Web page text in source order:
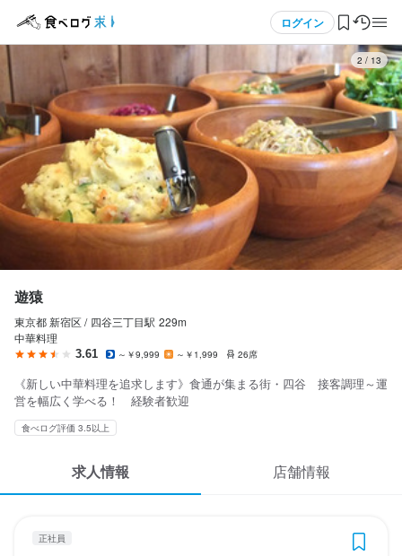
ログイン
ログイン・無料会員登録
食べログ求人TOP
求人検索
マイページ管理
気になる求人
検索履歴・保存した条件
応募履歴
スカウト・メルマガ受信設定
ヘルプ・お問い合わせフォーム
3 / 13
遊猿
東京都 新宿区 / 四谷三丁目駅 229m
中華料理
3.61 ～￥9,999 ～￥1,999 26席
《新しい中華料理を追求します》食通が集まる街・四谷 接客調理～運
営を幅広く学べる！ 経験者歓迎
食べログ評価 3.5以上
求人情報 店舗情報
正社員
遊猿
調理師・調理スタッフ
調理師・調理スタッフ
月給280,000円〜400,000円
ボーナス・賞与あり 昇給あり 交通費支給
・昇給
・賞与（業績による）
・交通費全額支給
6日休み：33万円～
勤務時間
9:00～23:00(休憩あり・シフト制)
終電考慮あり
応募画面へ進む
遊猿
調理補助・調理見習い
調理補助・調理見習い
月給250,000円〜300,000円
ボーナス・賞与あり 昇給あり 交通費支給
・昇給
・賞与（業績による）
・交通費全額支給
6日休み：33万円～
勤務時間
9:00～23:00(休憩あり・シフト制)
終電考慮あり
応募画面へ進む
アルバイト・パート 遊猿
ホールスタッフ・サービススタッフ
ホールスタッフ・サービススタッフ
時給1,250円〜1,600円
交通費支給
勤務時間
ランチ　10:00～15:00
ディナー　18:00～23:00
※週2日以上～OK（シフト制）
ランチタイムのみ勤務OK
休日・休暇
応募画面へ進む